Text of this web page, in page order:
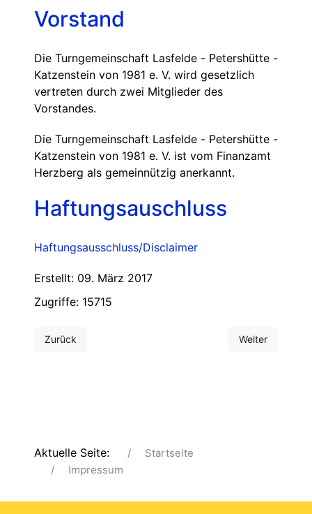
Vorstand
Die Turngemeinschaft Lasfelde - Petershütte -
Katzenstein von 1981 e. V. wird gesetzlich
vertreten durch zwei Mitglieder des
Vorstandes.
Die Turngemeinschaft Lasfelde - Petershütte -
Katzenstein von 1981 e. V. ist vom Finanzamt
Herzberg als gemeinnützig anerkannt.
Haftungsauschluss
Haftungsausschluss/Disclaimer
Erstellt: 09. März 2017
Zugriffe: 15715
Vorheriger Beitrag: Links
Zurück Nächster
Weiter
Aktuelle Seite:
Startseite
Impressum